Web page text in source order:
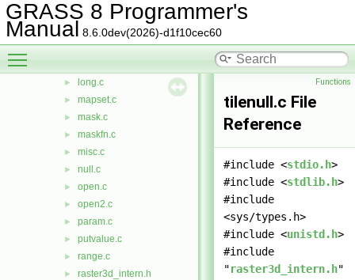
GRASS 8 Programmer's
Manual 8.6.0dev(2026)-d1f10cec60
► history.c
► index.c
► intio.c
► long.c
► mapset.c
► mask.c
► maskfn.c
► misc.c
► null.c
► open.c
► open2.c
► param.c
► putvalue.c
► range.c
► raster3d_intern.h
Functions
tilenull.c File
Reference
#include <stdio.h>
#include <stdlib.h>
#include
<sys/types.h>
#include <unistd.h>
#include
"raster3d_intern.h"